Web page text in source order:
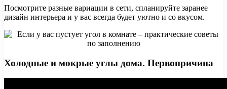
Посмотрите разные вариации в сети, спланируйте заранее
дизайн интерьера и у вас всегда будет уютно и со вкусом.
Холодные и мокрые углы дома. Первопричина